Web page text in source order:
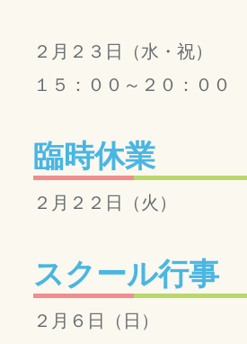
２月２３日（水・祝）
１５：００～２０：００
臨時休業
２月２２日（火）
スクール行事
２月６日（日）